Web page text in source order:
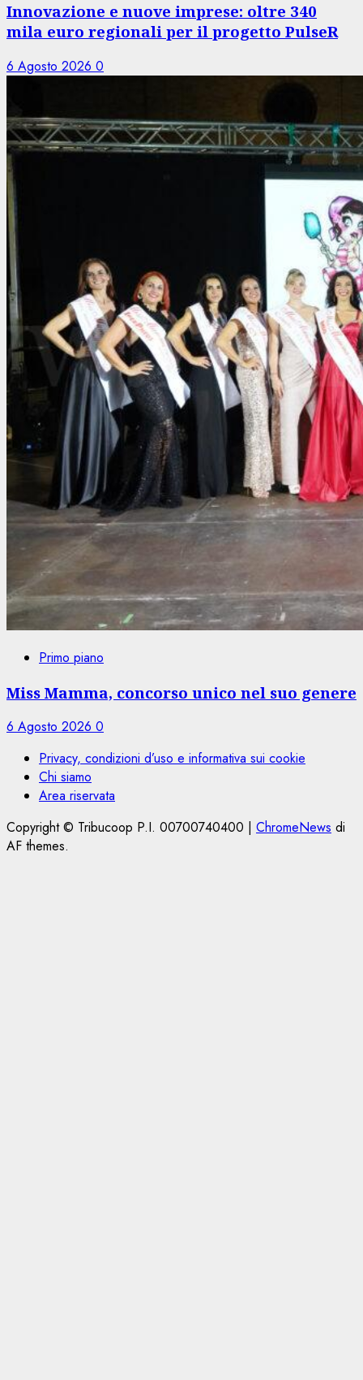
Innovazione e nuove imprese: oltre 340
mila euro regionali per il progetto PulseR
6 Agosto 2026 0
Primo piano
Miss Mamma, concorso unico nel suo genere
6 Agosto 2026 0
Privacy, condizioni d’uso e informativa sui cookie
Chi siamo
Area riservata
Copyright © Tribucoop P.I. 00700740400 | ChromeNews di
AF themes.